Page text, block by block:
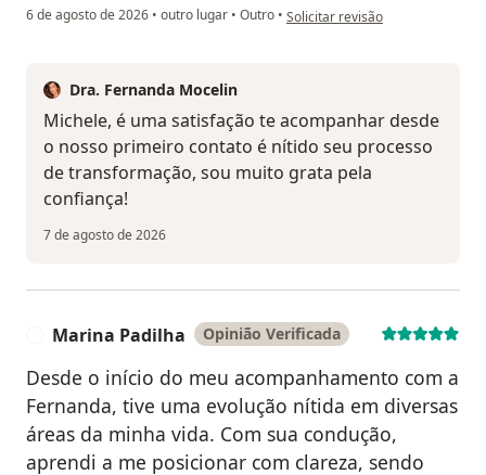
6 de agosto de 2026 • outro lugar • Outro • na opinião do utilizador Michele
Solicitar revisão
Dra. Fernanda Mocelin
Michele, é uma satisfação te acompanhar desde
o nosso primeiro contato é nítido seu processo
de transformação, sou muito grata pela
confiança!
7 de agosto de 2026
Marina Padilha Opinião Verificada
Desde o início do meu acompanhamento com a
Fernanda, tive uma evolução nítida em diversas
áreas da minha vida. Com sua condução,
aprendi a me posicionar com clareza, sendo